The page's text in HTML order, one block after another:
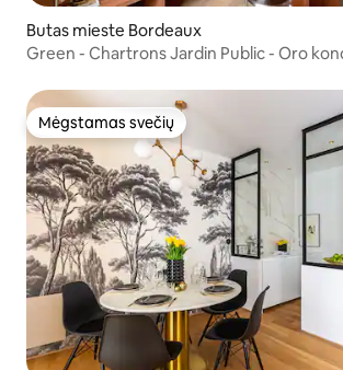
Butas mieste Bordeaux
Green - Chartrons Jardin Public - Oro
Mėgstamas svečių
Mėgstamas svečių